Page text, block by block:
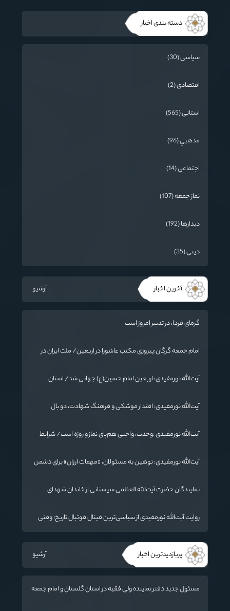
دسته بندی اخبار
سیاسی (30)
اقتصادی (2)
استانی (565)
مذهبي (96)
اجتماعي (14)
نماز جمعه (107)
دیدارها (192)
دینی (35)
آخرین اخبار آرشیو
گرمای فردا، در تدبیر امروز است
امام جمعه گرگان:پیروزی مکتب عاشورا در اربعین/ ملت ایران در
آیت‌الله نورمفیدی: اربعین امام حسین(ع) جهانی شد/ استان
دارد
آیت‌الله نورمفیدی: اقتدار موشکی و فرهنگ شهادت، دو بال
آیت‌الله نورمفیدی :وحدت، واجبی هم‌پای نماز و روزه است/ شرایط
آیت‌الله نورمفیدی: توهین به مسئولان، «مهمات ارزان» برای دشمن
نمایندگان حضرت آیت‌الله العظمی سیستانی از خاندان شهدای
روایت آیت‌الله نورمفیدی از سیاسی‌ترین فینال فوتبال تاریخ؛ وقتی
پربازدیدترین اخبار آرشیو
مسئول جدید دفتر نماینده ولی فقیه در استان گلستان و امام جمعه